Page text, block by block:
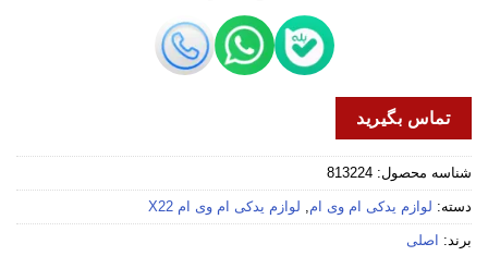
تماس بگیرید
شناسه محصول: 813224
دسته: لوازم یدکی ام وی ام, لوازم یدکی ام وی ام X22
برند: اصلی